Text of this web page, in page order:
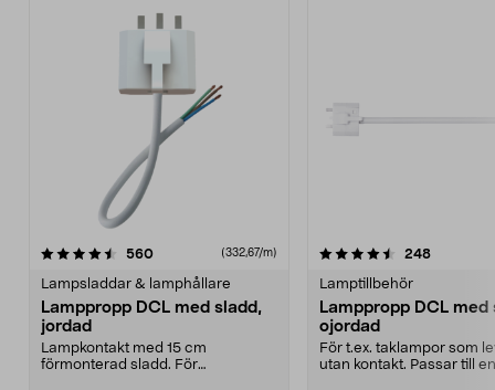
560recensioner(332,67/m)
Lampsladdar & lamphållare
Lamppropp DCL med sladd,
jordad
Lampkontakt med 15 cm
förmonterad sladd. För
4.5 av 5 stjärnor 248
Lamptillbehör
Lamppropp DCL med
ojordad
För t.ex. taklampor som
utan kontakt. Passar till
4.5 av 5 stjärnor